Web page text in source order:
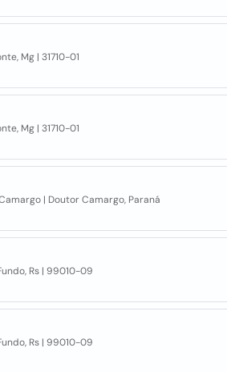
Mg | 31710-01
Mg | 31710-01
| Doutor Camargo, Paraná
Rs | 99010-09
Rs | 99010-09